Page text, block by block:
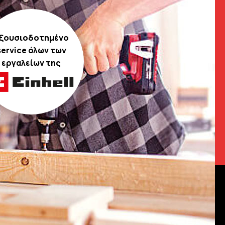
όλων των
εργαλείων της